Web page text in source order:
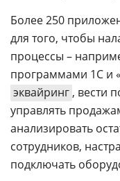
Более 250
для того, чтобы
процессы –
программами 1С и «
эквайринг , вести
управлять
анализировать
сотрудников,
подключать